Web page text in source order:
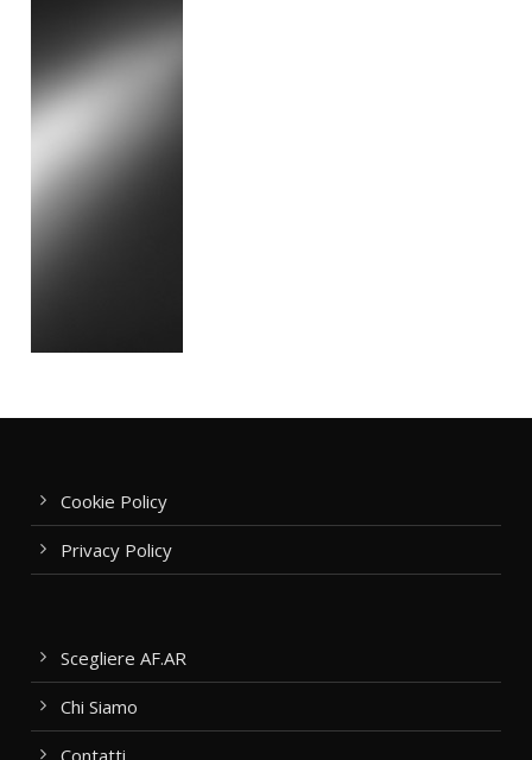
Cookie Policy
Privacy Policy
Scegliere AF.AR
Chi Siamo
Contatti